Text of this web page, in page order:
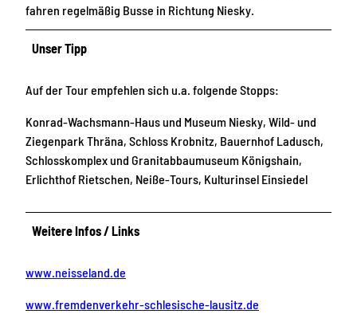
fahren regelmäßig Busse in Richtung Niesky.
Unser Tipp
Auf der Tour empfehlen sich u.a. folgende Stopps:
Konrad-Wachsmann-Haus und Museum Niesky, Wild- und
Ziegenpark Thräna, Schloss Krobnitz, Bauernhof Ladusch,
Schlosskomplex und Granitabbaumuseum Königshain,
Erlichthof Rietschen, Neiße-Tours, Kulturinsel Einsiedel
Weitere Infos / Links
www.neisseland.de
www.fremdenverkehr-schlesische-lausitz.de